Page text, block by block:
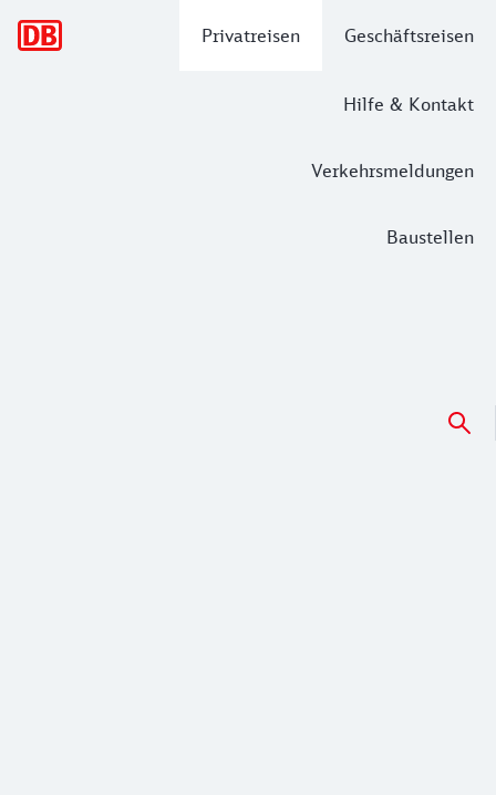
Privatreisen Geschäftsreisen
Hilfe & Kontakt
Verkehrsmeldungen
Baustellen